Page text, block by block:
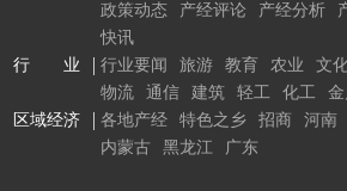
政策动态
产经评论 产经分析
快讯
行 业
行业要闻 旅游 教育 农业 文
物流
通信 建筑 轻工 化工 金
区域经济
各地产经 特色之乡 招商 河南
内蒙古
黑龙江 广东